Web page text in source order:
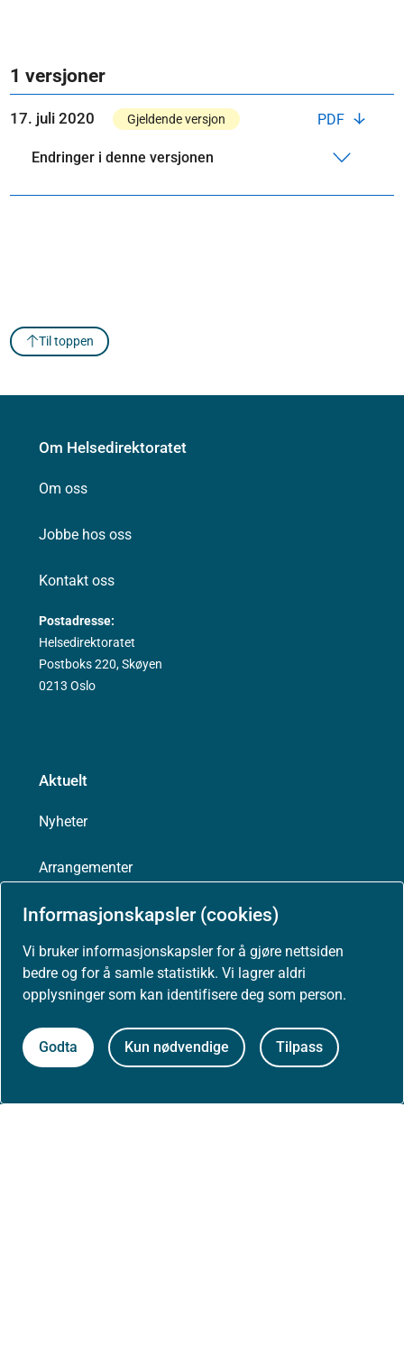
Informasjonskapsler (cookies)
Vi bruker informasjonskapsler for å gjøre nettsiden
bedre og for å samle statistikk. Vi lagrer aldri
opplysninger som kan identifisere deg som person.
Godta Kun nødvendige Tilpass
1 versjoner
PDF
17. juli 2020 Gjeldende versjon
Endringer i denne versjonen
Til toppen
Om Helsedirektoratet
Om oss
Jobbe hos oss
Kontakt oss
Postadresse:
Helsedirektoratet
Postboks 220, Skøyen
0213 Oslo
Aktuelt
Nyheter
Arrangementer
Høringer
Presse
Om nettstedet
Personvernerklæring